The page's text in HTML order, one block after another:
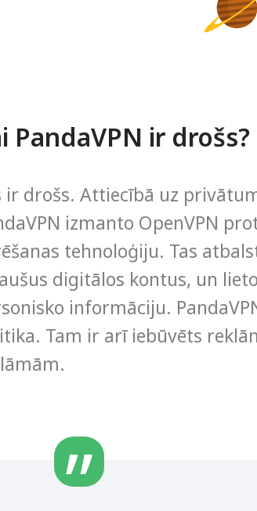
PandaVPN ir drošs?
ir drošs. Attiecībā uz
izmanto OpenVPN
tehnoloģiju. Tas
digitālos kontus, un
informāciju.
Tam ir arī iebūvēts